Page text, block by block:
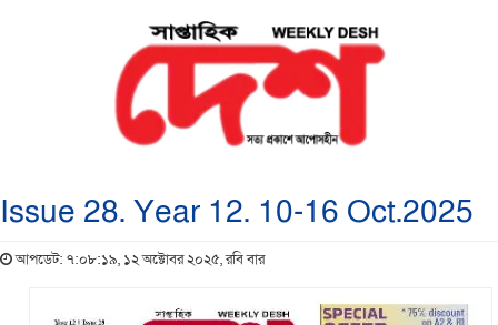
Issue 28. Year 12. 10-16 Oct.2025
আপডেট: ৭:০৮:১৯, ১২ অক্টোবর ২০২৫, রবি বার